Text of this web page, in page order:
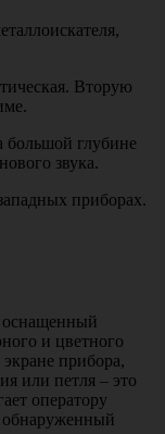
Вторую
большой глубине
звука.
приборах.
оснащенный
и цветного
прибора,
или петля – это
оператору
обнаруженный